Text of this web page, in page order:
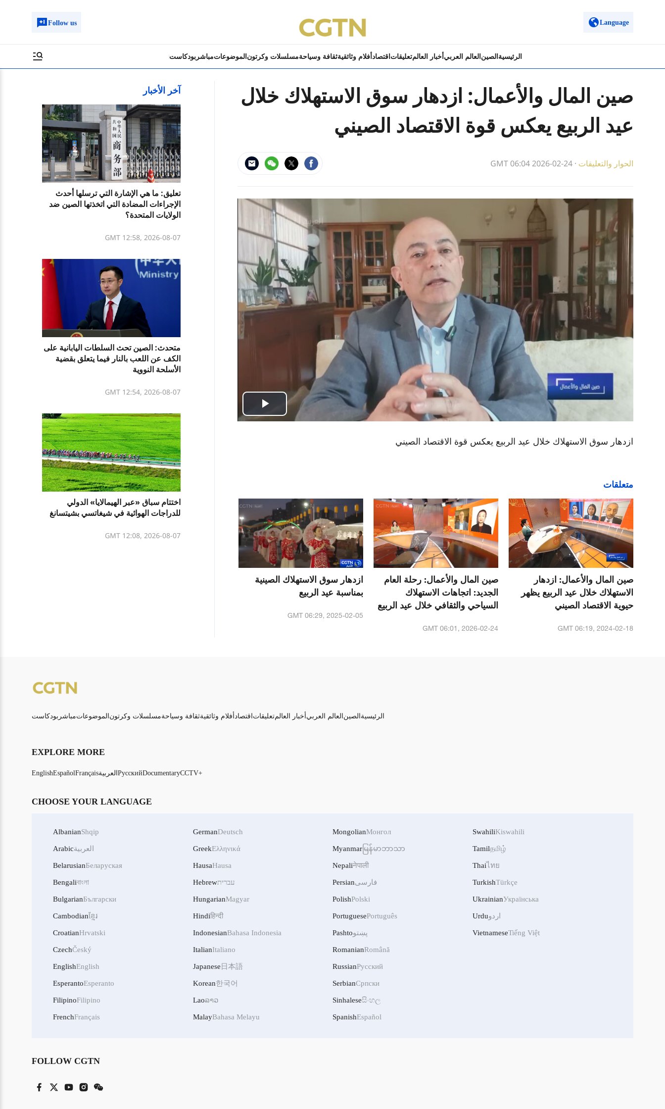
Language
Follow us
الرئيسية الصين العالم العربي أخبار العالمتعليقات اقتصاد أفلام وثائقيةثقافة وسياحةمسلسلات وكرتون الموضوعاتمباشربودكاست
صين المال والأعمال: ازدهار سوق الاستهلاك خلال
عيد الربيع يعكس قوة الاقتصاد الصيني
الحوار والتعليقات ·
GMT 06:04 2026-02-24
Play
ازدهار سوق الاستهلاك خلال عيد الربيع يعكس قوة الاقتصاد الصيني
متعلقات
صين المال والأعمال: ازدهار
الاستهلاك خلال عيد الربيع يظهر
حيوية الاقتصاد الصيني
GMT 06:19, 2024-02-18
صين المال والأعمال: رحلة العام
الجديد: اتجاهات الاستهلاك
السياحي والثقافي خلال عيد الربيع
GMT 06:01, 2026-02-24
ازدهار سوق الاستهلاك الصينية
بمناسبة عيد الربيع
GMT 06:29, 2025-02-05
آخر الأخبار
تعليق: ما هي الإشارة التي ترسلها أحدث
الإجراءات المضادة التي اتخذتها الصين ضد
الولايات المتحدة؟
GMT 12:58, 2026-08-07
متحدث: الصين تحث السلطات اليابانية على
الكف عن اللعب بالنار فيما يتعلق بقضية
الأسلحة النووية
GMT 12:54, 2026-08-07
اختتام سباق «عبر الهيمالايا» الدولي
للدراجات الهوائية في شيغاتسي بشيتسانغ
GMT 12:08, 2026-08-07
بودكاست مباشرالموضوعات مسلسلات وكرتونثقافة وسياحةأفلام وثائقية اقتصاد تعليقاتأخبار العالم العالم العربي الصين الرئيسية
EXPLORE MORE
EnglishEspañolFrançaisالعربية РусскийDocumentaryCCTV+
CHOOSE YOUR LANGUAGE
AlbanianShqip
Arabicالعربية
BelarusianБеларуская
Bengaliবাংলা
BulgarianБългарски
Cambodianខ្មែរ
CroatianHrvatski
CzechČeský
EnglishEnglish
EsperantoEsperanto
FilipinoFilipino
FrenchFrançais
GermanDeutsch
GreekΕλληνικά
HausaHausa
Hebrewעברית
HungarianMagyar
Hindiहिन्दी
IndonesianBahasa Indonesia
ItalianItaliano
Japanese 日本語
Korean한국어
Laoລາວ
MalayBahasa Melayu
MongolianМонгол
Myanmar မြန်မာဘာသာ
Nepaliनेपाली
Persianفارسی
PolishPolski
PortuguesePortuguês
Pashtoپښتو
RomanianRomână
RussianРусский
SerbianСрпски
Sinhaleseසිංහල
SpanishEspañol
SwahiliKiswahili
Tamilதமிழ்
Thaiไทย
TurkishTürkçe
UkrainianУкраїнська
Urduاردو
VietnameseTiếng Việt
FOLLOW CGTN